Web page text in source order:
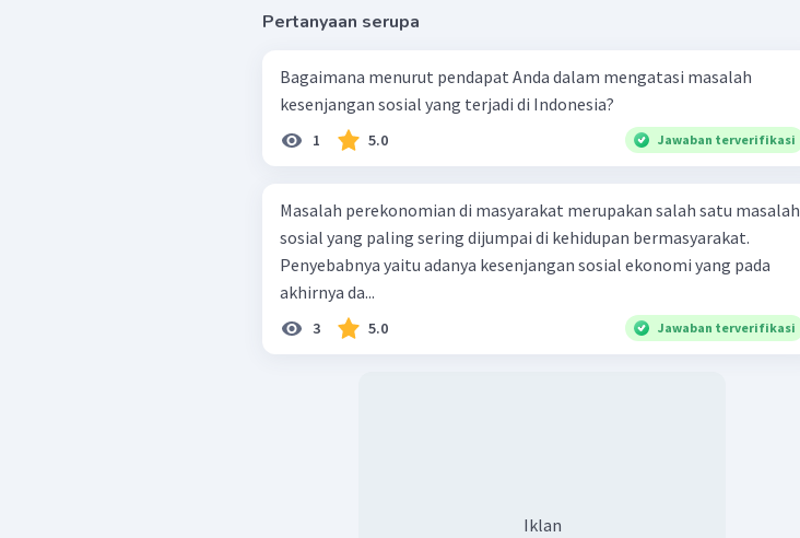
Pertanyaan serupa
Bagaimana menurut pendapat Anda dalam mengatasi masalah
kesenjangan sosial yang terjadi di Indonesia?
1 5.0 Jawaban terverifikasi
Masalah perekonomian di masyarakat merupakan salah satu masalah
sosial yang paling sering dijumpai di kehidupan bermasyarakat.
Penyebabnya yaitu adanya kesenjangan sosial ekonomi yang pada
akhirnya da...
3 5.0 Jawaban terverifikasi
Iklan